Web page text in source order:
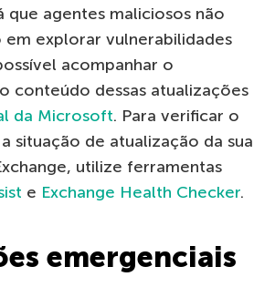
que agentes maliciosos não
explorar vulnerabilidades
acompanhar o
conteúdo dessas atualizações
da Microsoft. Para verificar o
situação de atualização da sua
utilize ferramentas
e Exchange Health Checker.
emergenciais